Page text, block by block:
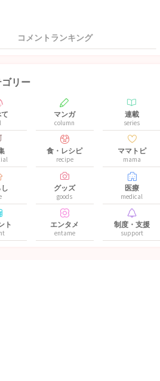
コメントランキング
リー
マンガ
column
連載
series
食・レシピ
recipe
ママトピ
mama
グッズ
goods
医療
medical
ト エンタメ
entame
制度・支援
support